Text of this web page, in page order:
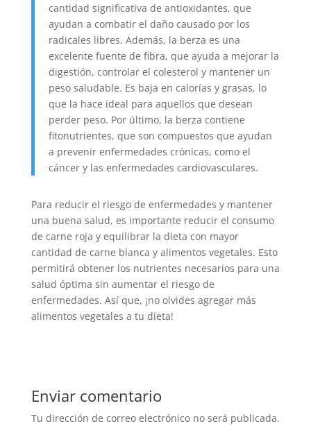
cantidad significativa de antioxidantes, que
ayudan a combatir el daño causado por los
radicales libres. Además, la berza es una
excelente fuente de fibra, que ayuda a mejorar la
digestión, controlar el colesterol y mantener un
peso saludable. Es baja en calorías y grasas, lo
que la hace ideal para aquellos que desean
perder peso. Por último, la berza contiene
fitonutrientes, que son compuestos que ayudan
a prevenir enfermedades crónicas, como el
cáncer y las enfermedades cardiovasculares.
Para reducir el riesgo de enfermedades y mantener
una buena salud, es importante reducir el consumo
de carne roja y equilibrar la dieta con mayor
cantidad de carne blanca y alimentos vegetales. Esto
permitirá obtener los nutrientes necesarios para una
salud óptima sin aumentar el riesgo de
enfermedades. Así que, ¡no olvides agregar más
alimentos vegetales a tu dieta!
Enviar comentario
Tu dirección de correo electrónico no será publicada.